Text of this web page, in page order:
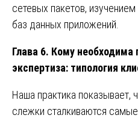
сетевых пакетов,
баз данных приложений.
Глава 6. Кому необходима
экспертиза: типология
Наша практика показывает,
слежки сталкиваются